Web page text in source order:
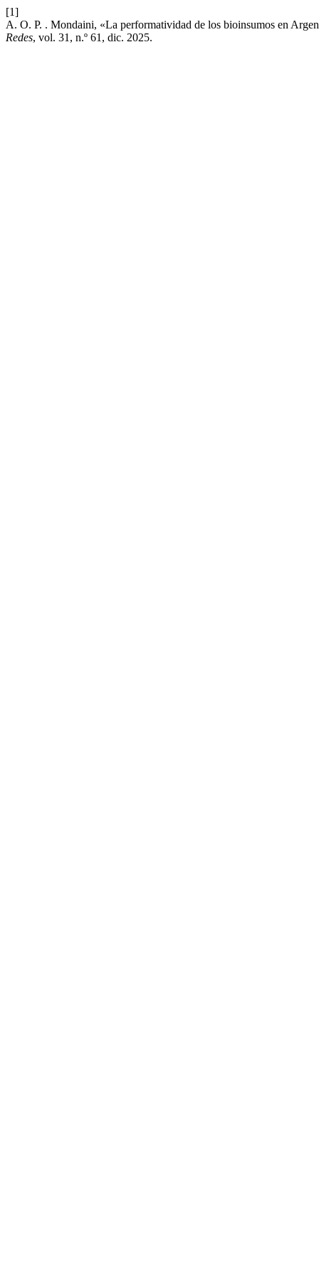
[1]
A. O. P. . Mondaini, «La performatividad de los bioinsumos en
Redes, vol. 31, n.º 61, dic. 2025.